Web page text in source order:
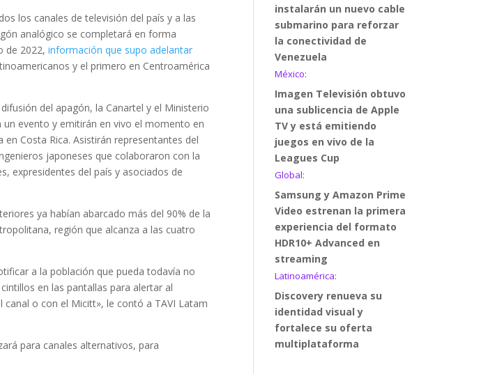
los canales de televisión del país y a las
analógico se completará en forma
de 2022,información que supo adelantar
y el primero en Centroamérica
del apagón, la Canartel y el Ministerio
evento y emitirán en vivo el momento en
Costa Rica. Asistirán representantes del
japoneses que colaboraron con la
expresidentes del país y asociados de
ya habían abarcado más del 90% de la
región que alcanza a las cuatro
a la población que pueda todavía no
en las pantallas para alertar al
o con el Micitt», le contó a TAVI Latam
para canales alternativos, para
instalarán un nuevo cable
submarino para reforzar
la conectividad de
Venezuela
México:
Imagen Televisión obtuvo
una sublicencia de Apple
TV y está emitiendo
juegos en vivo de la
Leagues Cup
Global:
Samsung y Amazon Prime
Video estrenan la primera
experiencia del formato
HDR10+ Advanced en
streaming
Latinoamérica:
Discovery renueva su
identidad visual y
fortalece su oferta
multiplataforma